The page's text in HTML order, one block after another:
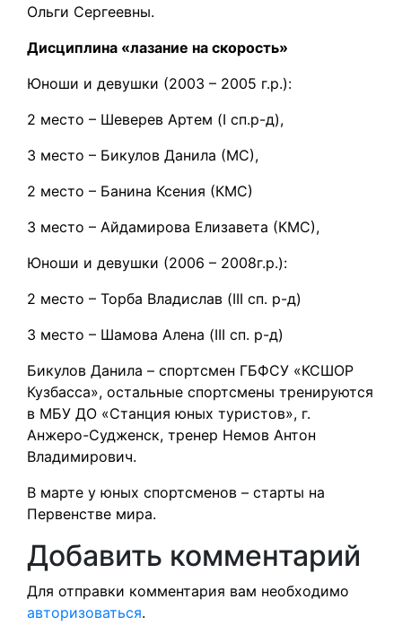
Ольги Сергеевны.
Дисциплина «лазание на скорость»
Юноши и девушки (2003 – 2005 г.р.):
2 место – Шеверев Артем (I сп.р-д),
3 место – Бикулов Данила (МС),
2 место – Банина Ксения (КМС)
3 место – Айдамирова Елизавета (КМС),
Юноши и девушки (2006 – 2008г.р.):
2 место – Торба Владислав (III сп. р-д)
3 место – Шамова Алена (III сп. р-д)
Бикулов Данила – спортсмен ГБФСУ «КСШОР
Кузбасса», остальные спортсмены тренируются
в МБУ ДО «Станция юных туристов», г.
Анжеро-Судженск, тренер Немов Антон
Владимирович.
В марте у юных спортсменов – старты на
Первенстве мира.
Добавить комментарий
Для отправки комментария вам необходимо
авторизоваться.